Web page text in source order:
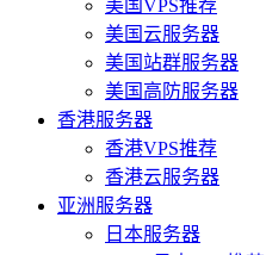
美国VPS推荐
美国云服务器
美国站群服务器
美国高防服务器
香港服务器
香港VPS推荐
香港云服务器
亚洲服务器
日本服务器